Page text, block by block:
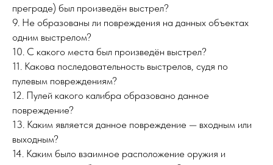
преграде) был произведён выстрел?
9. Не образованы ли повреждения на данных объектах
одним выстрелом?
10. С какого места был произведён выстрел?
11. Какова последовательность выстрелов, судя по
пулевым повреждениям?
12. Пулей какого калибра образовано данное
повреждение?
13. Каким является данное повреждение — входным или
выходным?
14. Каким было взаимное расположение оружия и